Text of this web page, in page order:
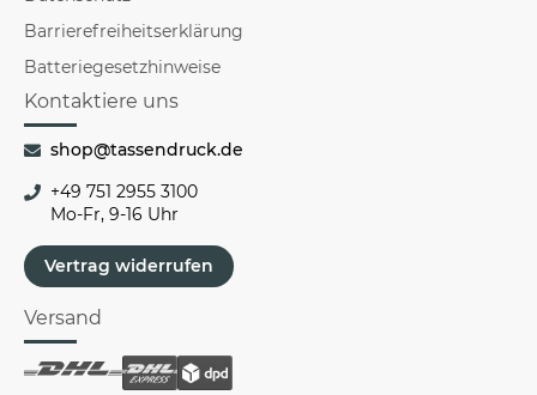
Barrierefreiheitserklärung
Batteriegesetzhinweise
Kontaktiere uns
shop@tassendruck.de
+49 751 2955 3100
Mo-Fr, 9-16 Uhr
Vertrag widerrufen
Versand